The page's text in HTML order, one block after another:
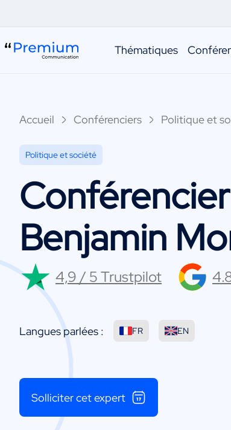
Thématiques
Accueil Conférenciers Politique et
Politique et société
Conférencier
Benjamin
4,9 / 5 Trustpilot
Langues parlées : FR EN
Solliciter cet expert